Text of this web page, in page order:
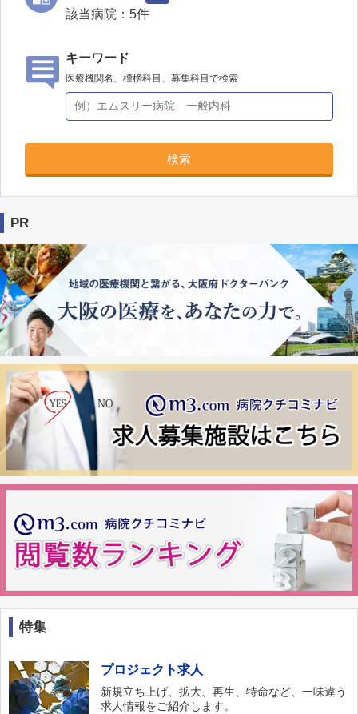
該当病院： 5件
キーワード
医療機関名、標榜科目、募集科目で検索
検索
PR
特集
プロジェクト求人
新規立ち上げ、拡大、再生、特命など、一味違う
求人情報をご紹介します。